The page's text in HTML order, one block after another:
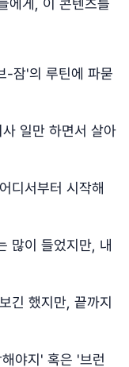
에게, 이 콘텐츠를
-잠'의 루틴에 파묻
일만 하면서 살아
디서부터 시작해
많이 들었지만, 내
긴 했지만, 끝까지
야지' 혹은 '브런